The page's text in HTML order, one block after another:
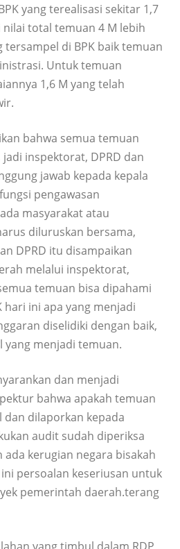
yang terealisasi sekitar 1,7
total temuan 4 M lebih
di BPK baik temuan
Untuk temuan
1,6 M yang telah
bahwa semua temuan
inspektorat, DPRD dan
jawab kepada kepala
pengawasan
masyarakat atau
diluruskan bersama,
DPRD itu disampaikan
melalui inspektorat,
temuan bisa dipahami
hari ini apa yang menjadi
diselidiki dengan baik,
yang menjadi temuan.
dan menjadi
bahwa apakah temuan
dan dilaporkan kepada
audit sudah diperiksa
kerugian negara bisakah
persoalan keseriusan untuk
pemerintah daerah.terang